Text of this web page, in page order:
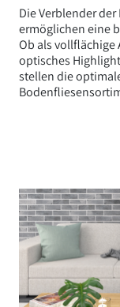
Die Verblender
ermöglichen eine
Ob als
optisches
stellen die